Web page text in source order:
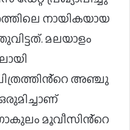
നായികയായ
മലയാളം
അഞ്ചു
മൂവീസിൻ്റെ